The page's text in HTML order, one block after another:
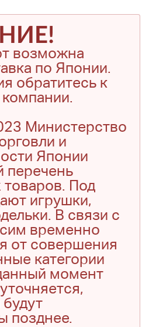
возможна
по Японии.
обратитесь к
Министерство
и
Японии
перечень
Под
игрушки,
В связи с
временно
от совершения
категории
момент
позднее.